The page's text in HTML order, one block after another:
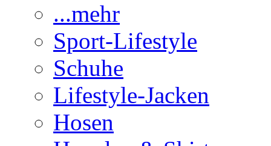
...mehr
Sport-Lifestyle
Schuhe
Lifestyle-Jacken
Hosen